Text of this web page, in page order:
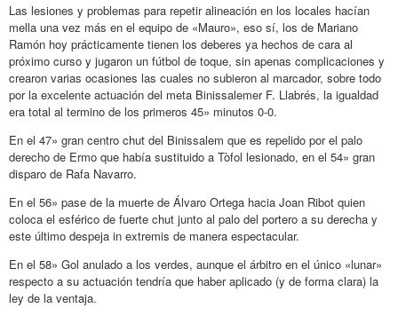
Las lesiones y problemas para repetir alineación en los locales hacían
mella una vez más en el equipo de «Mauro», eso sí, los de Mariano
Ramón hoy prácticamente tienen los deberes ya hechos de cara al
próximo curso y jugaron un fútbol de toque, sin apenas complicaciones y
crearon varias ocasiones las cuales no subieron al marcador, sobre todo
por la excelente actuación del meta Binissalemer F. Llabrés, la igualdad
era total al termino de los primeros 45» minutos 0-0.
En el 47» gran centro chut del Binissalem que es repelido por el palo
derecho de Ermo que había sustituido a Tòfol lesionado, en el 54» gran
disparo de Rafa Navarro.
En el 56» pase de la muerte de Álvaro Ortega hacia Joan Ribot quien
coloca el esférico de fuerte chut junto al palo del portero a su derecha y
este último despeja in extremis de manera espectacular.
En el 58» Gol anulado a los verdes, aunque el árbitro en el único «lunar»
respecto a su actuación tendría que haber aplicado (y de forma clara) la
ley de la ventaja.